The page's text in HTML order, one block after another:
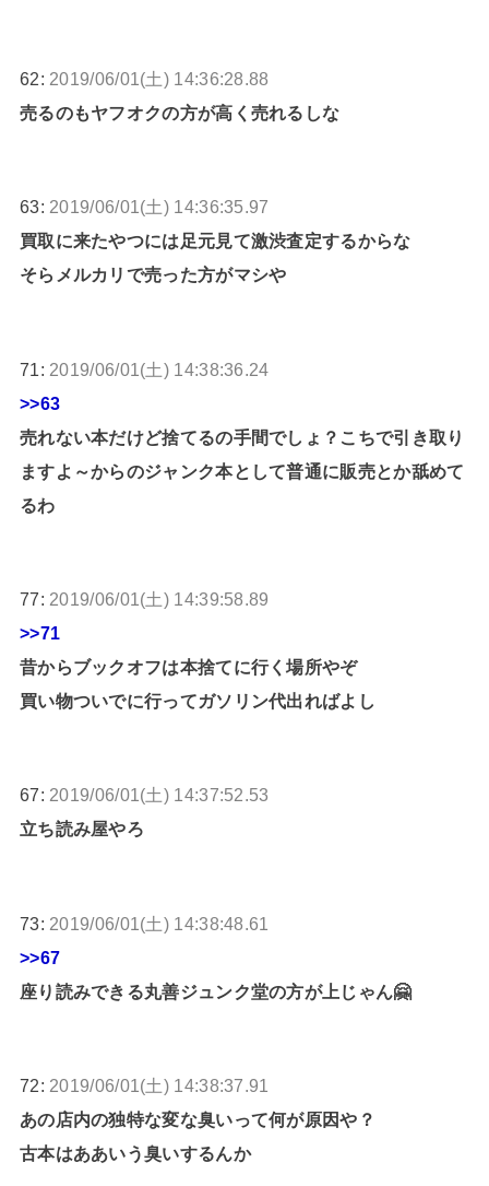
62: 2019/06/01(土) 14:36:28.88
売るのもヤフオクの方が高く売れるしな
63: 2019/06/01(土) 14:36:35.97
買取に来たやつには足元見て激渋査定するからな
そらメルカリで売った方がマシや
71: 2019/06/01(土) 14:38:36.24
>>63
売れない本だけど捨てるの手間でしょ？こちで引き取り
ますよ～からのジャンク本として普通に販売とか舐めて
るわ
77: 2019/06/01(土) 14:39:58.89
>>71
昔からブックオフは本捨てに行く場所やぞ
買い物ついでに行ってガソリン代出ればよし
67: 2019/06/01(土) 14:37:52.53
立ち読み屋やろ
73: 2019/06/01(土) 14:38:48.61
>>67
座り読みできる丸善ジュンク堂の方が上じゃん🤗
72: 2019/06/01(土) 14:38:37.91
あの店内の独特な変な臭いって何が原因や？
古本はああいう臭いするんか